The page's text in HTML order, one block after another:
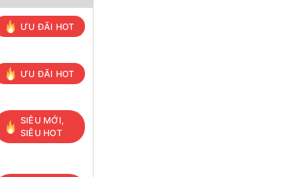
ƯU ĐÃI HOT
ƯU ĐÃI HOT
SIÊU MỚI,
SIÊU HOT